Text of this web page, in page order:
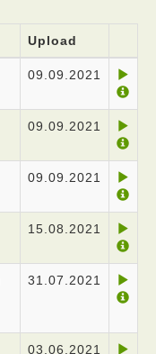
Upload
09.09.2021
09.09.2021
09.09.2021
15.08.2021
31.07.2021
03.06.2021